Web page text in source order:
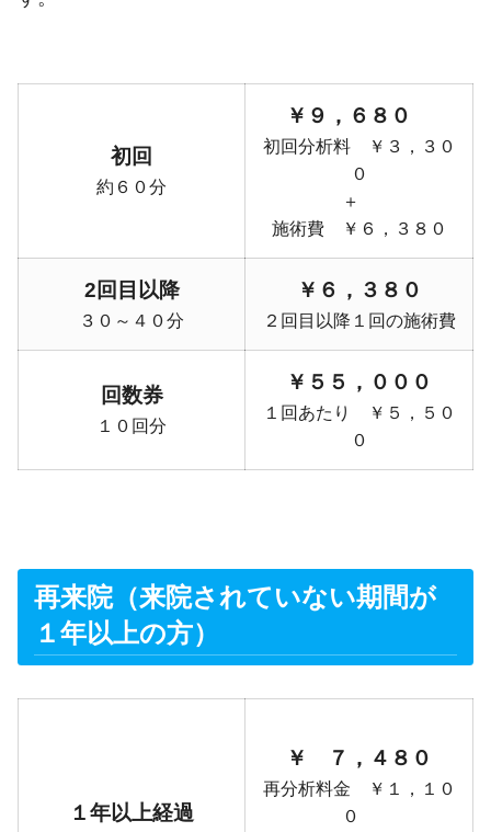
初回
約６０分
￥９，６８０
初回分析料 ￥３，３０
０
＋
施術費 ￥６，３８０
2回目以降
３０～４０分
￥６，３８０
２回目以降１回の施術費
回数券
１０回分
￥５５，０００
１回あたり ￥５，５０
０
再来院（来院されていない期間が
１年以上の方）
１年以上経過
￥ ７，４８０
再分析料金 ￥１，１０
０